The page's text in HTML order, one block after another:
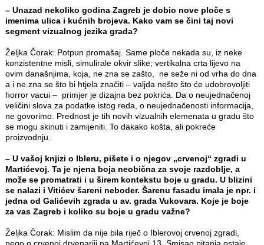
– Unazad nekoliko godina Zagreb je dobio nove ploče s
imenima ulica i kućnih brojeva. Kako vam se čini taj novi
segment vizualnog jezika grada?
Željka Čorak: Potpun promašaj. Same ploče nekada su, iz neke
konzistentne misli, simulirale okvir slike; vertikalna crta lijevo na
ovim današnjima, koja, ne zna se zašto, ne seže ni od vrha do dna
a i ne zna se što bi htjela značiti – valjda nešto što će udobrovoljiti
horror vacui – primjer je dizajna bez pokrića. Da o neujednačenoj
veličini slova za podatke istog reda, o neujednačenosti informacija,
ne govorimo. Prednost je tih novih vizualnih elemenata u gradu što
se mogu skinuti i zamijeniti. To dakako košta, ali pokreće
proizvodnju.
– U vašoj knjizi o Ibleru, pišete i o njegov „crvenoj“ zgradi u
Martićevoj. Ta je njena boja neobična za svoje razdoblje, a
može se promatrati i u širem kontekstu boje u gradu. U blizini
se nalazi i Vitićev šareni neboder. Šarenu fasadu imala je npr. i
jedna od Galićevih zgrada u av. grada Vukovara. Koje je boje
za vas Zagreb i koliko su boje u gradu važne?
Željka Čorak: Mislim da nije bila riječ o Iblerovoj crvenoj zgradi,